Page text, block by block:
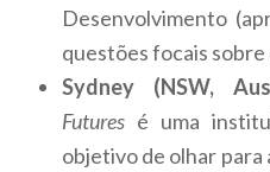
Desenvolvimento
questões focais
Sydney (NSW,
Futures é uma
objetivo de olhar